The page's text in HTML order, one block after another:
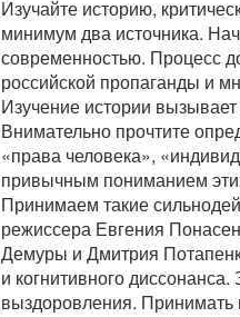
Изучайте историю,
минимум два источника.
современностью. Процесс
российской пропаганды и
Изучение истории
Внимательно прочтите
«права человека»,
привычным пониманием
Принимаем такие
режиссера Евгения
Демуры и Дмитрия
и когнитивного
выздоровления. Принимать